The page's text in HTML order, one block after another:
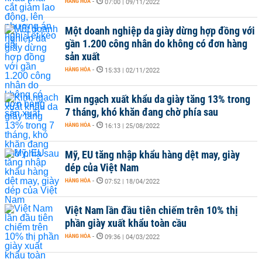
07:00 | 09/11/2022
Một doanh nghiệp da giày dừng hợp đồng với
gần 1.200 công nhân do không có đơn hàng
sản xuất
HÀNG HÓA - 15:33 | 02/11/2022
Kim ngạch xuất khẩu da giày tăng 13% trong
7 tháng, khó khăn đang chờ phía sau
HÀNG HÓA - 16:13 | 25/08/2022
Mỹ, EU tăng nhập khẩu hàng dệt may, giày
dép của Việt Nam
HÀNG HÓA - 07:52 | 18/04/2022
Việt Nam lần đầu tiên chiếm trên 10% thị
phần giày xuất khẩu toàn cầu
HÀNG HÓA - 09:36 | 04/03/2022